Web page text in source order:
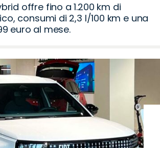
offre fino a 1.200 km di
consumi di 2,3 l/100 km e una
euro al mese.